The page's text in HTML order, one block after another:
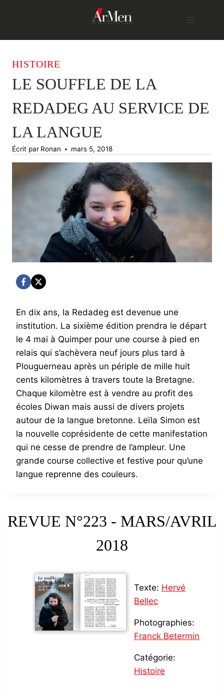
HISTOIRE
LE SOUFFLE DE LA
REDADEG AU SERVICE DE
LA LANGUE
Écrit par Ronan mars 5, 2018
En dix ans, la Redadeg est devenue une
institution. La sixième édition prendra le départ
le 4 mai à Quimper pour une course à pied en
relais qui s’achèvera neuf jours plus tard à
Plouguerneau après un périple de mille huit
cents kilomètres à travers toute la Bretagne.
Chaque kilomètre est à vendre au profit des
écoles Diwan mais aussi de divers projets
autour de la langue bretonne. Leïla Simon est
la nouvelle coprésidente de cette manifestation
qui ne cesse de prendre de l’ampleur. Une
grande course collective et festive pour qu’une
langue reprenne des couleurs.
REVUE N°223 - MARS/AVRIL
2018
Texte: Hervé
Bellec
Photographies:
Franck Betermin
Catégorie:
Histoire